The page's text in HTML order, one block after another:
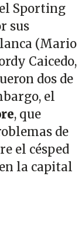
Sporting
sus
(Mario
Caicedo,
dos de
el
, que
de
el césped
la capital